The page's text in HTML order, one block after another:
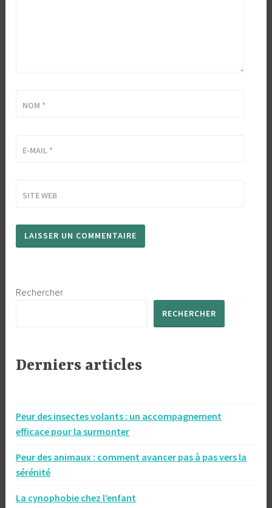
NOM *
E-MAIL *
SITE WEB
Rechercher
RECHERCHER
Derniers articles
Peur des insectes volants : un accompagnement
efficace pour la surmonter
Peur des animaux : comment avancer pas à pas vers la
sérénité
La cynophobie chez l’enfant